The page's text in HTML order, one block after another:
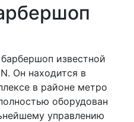
известной
Он находится в
в районе метро
оборудован
управлению